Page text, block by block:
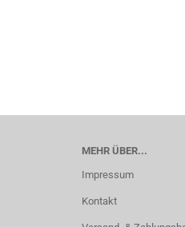
MEHR ÜBER...
Impressum
Kontakt